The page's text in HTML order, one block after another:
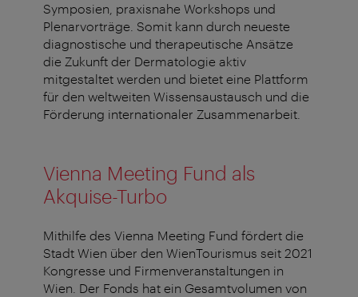
Symposien, praxisnahe Workshops und
Plenarvorträge. Somit kann durch neueste
diagnostische und therapeutische Ansätze
die Zukunft der Dermatologie aktiv
mitgestaltet werden und bietet eine Plattform
für den weltweiten Wissensaustausch und die
Förderung internationaler Zusammenarbeit.
Vienna Meeting Fund als
Akquise-Turbo
Mithilfe des Vienna Meeting Fund fördert die
Stadt Wien über den WienTourismus seit 2021
Kongresse und Firmenveranstaltungen in
Wien. Der Fonds hat ein Gesamtvolumen von